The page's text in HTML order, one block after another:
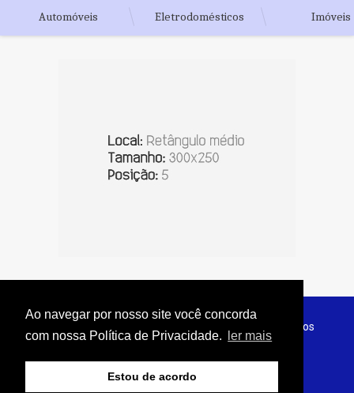
Ao navegar por nosso site você concorda
com nossa Política de Privacidade.
ler mais
Estou de acordo
Automóveis Eletrodomésticos Imóveis
© Copyright 2026 - Jornal do Interior - Todos os direitos
reservados